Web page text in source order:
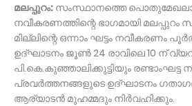
മലപ്പുറം: സംസ്ഥാനത്തെ
നവീകരണത്തിന്റെ ഭാഗമായി
മില്ലിന്റെ ഒന്നാം ഘട്ടം നവീകരണം
ഉദ്ഘാടനം ജൂണ്‍ 24 രാവിലെ 10 ന്
പി.കെ.കുഞ്ഞാലിക്കുട്ടിയും രണ്ടാംഘട്ട
പ്രവര്‍ത്തനങ്ങളുടെ ഉദ്ഘാടനം
ആര്യാടന്‍ മുഹമ്മദും നിര്‍വഹിക്കും.